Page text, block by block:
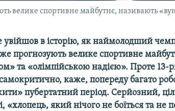
велике спортивне майбутнє, називають
увійшов в історію, як наймолодший
прогнозують велике спортивне
та «олімпійською надією». Проте 13-
каже, попереду багато
пубертатний період. Серйозний,
«хлопець, який нічого не боїться та не